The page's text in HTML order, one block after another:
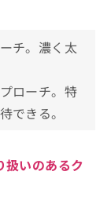
チ。濃く太
ローチ。特
できる。
扱いのあるク